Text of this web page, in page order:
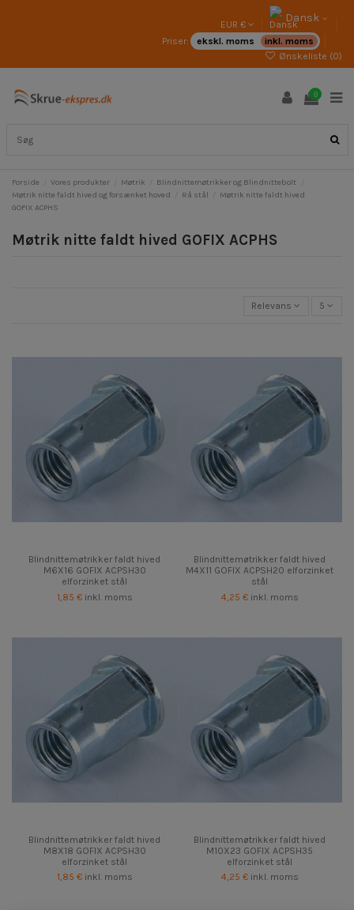
EUR € Dansk
Priser: ekskl. moms
inkl. moms
Ønskeliste (0)
0
Forside Vores produkter Møtrik
Blindnittemøtrikker og Blindnittebolt
Møtrik nitte faldt hived og forsænket hoved
Rå stål
Møtrik nitte faldt hived
GOFIX ACPHS
Møtrik nitte faldt hived GOFIX ACPHS
Relevans 5
Blindnittemøtrikker faldt hived
M6X16 GOFIX ACPSH30
elforzinket stål
1,85 € inkl. moms
Blindnittemøtrikker faldt hived
M4X11 GOFIX ACPSH20 elforzinket
stål
4,25 € inkl. moms
Blindnittemøtrikker faldt hived
M8X18 GOFIX ACPSH30
elforzinket stål
1,85 € inkl. moms
Blindnittemøtrikker faldt hived
M10X23 GOFIX ACPSH35
elforzinket stål
4,25 € inkl. moms